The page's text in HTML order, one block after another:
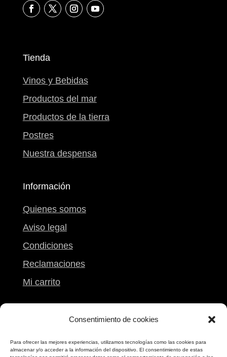
Consentimiento de cookies
Para ofrecer las mejores experiencias, utilizamos tecnologías como las cookies para
almacenar y/o acceder a la información del dispositivo. El consentimiento de estas
Tienda
Vinos y Bebidas
Productos del mar
Productos de la tierra
Postres
Nuestra despensa
Información
Quienes somos
Aviso legal
Condiciones
Reclamaciones
Mi carrito
Pontevedra